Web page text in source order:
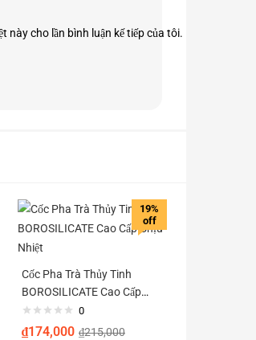
cho lần bình luận kế tiếp của tôi.
19%
off
Cốc Pha Trà Thủy Tinh
BOROSILICATE Cao Cấp
Chịu Nhiệt 0
₫174,000 ₫215,000